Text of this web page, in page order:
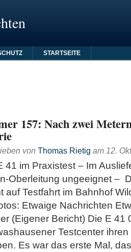
STARTSEITE
157: Nach zwei
von Thomas Rietig am 12.
41 im Praxistest – Im
Oberleitung ungeeignet –
auf Testfahrt im Bahnhof
Etwaige Nachrichten
(Eigener Bericht) Die E 41
Testcenter
Es war das erste Mal,